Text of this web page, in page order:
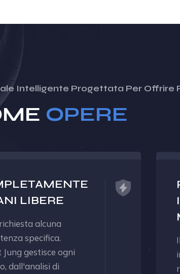
Intelligente Progettata Per Offrire
OPERE
LIBERE
alcuna
specifica.
Jung gestisce ogni
dall'analisi di